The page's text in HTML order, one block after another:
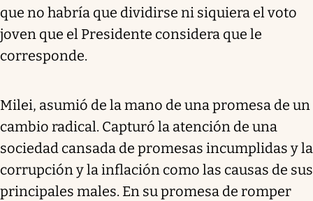
que no habría que dividirse ni siquiera el voto
joven que el Presidente considera que le
corresponde.
Milei, asumió de la mano de una promesa de un
cambio radical. Capturó la atención de una
sociedad cansada de promesas incumplidas y la
corrupción y la inflación como las causas de sus
principales males. En su promesa de romper